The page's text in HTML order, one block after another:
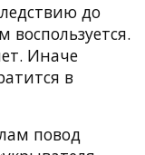
до
Иначе
в
повод